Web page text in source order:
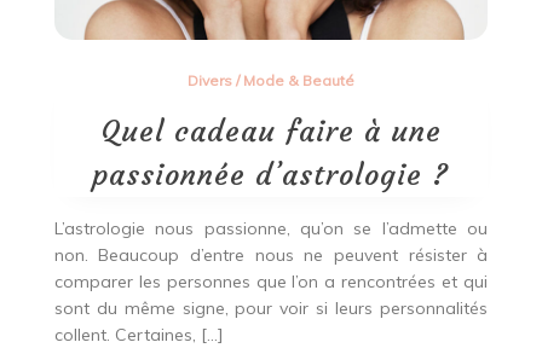
Divers/ Mode & Beauté
Quel cadeau faire à une
passionnée d’astrologie ?
L’astrologie nous passionne, qu’on se l’admette ou
non. Beaucoup d’entre nous ne peuvent résister à
comparer les personnes que l’on a rencontrées et qui
sont du même signe, pour voir si leurs personnalités
collent. Certaines, […]